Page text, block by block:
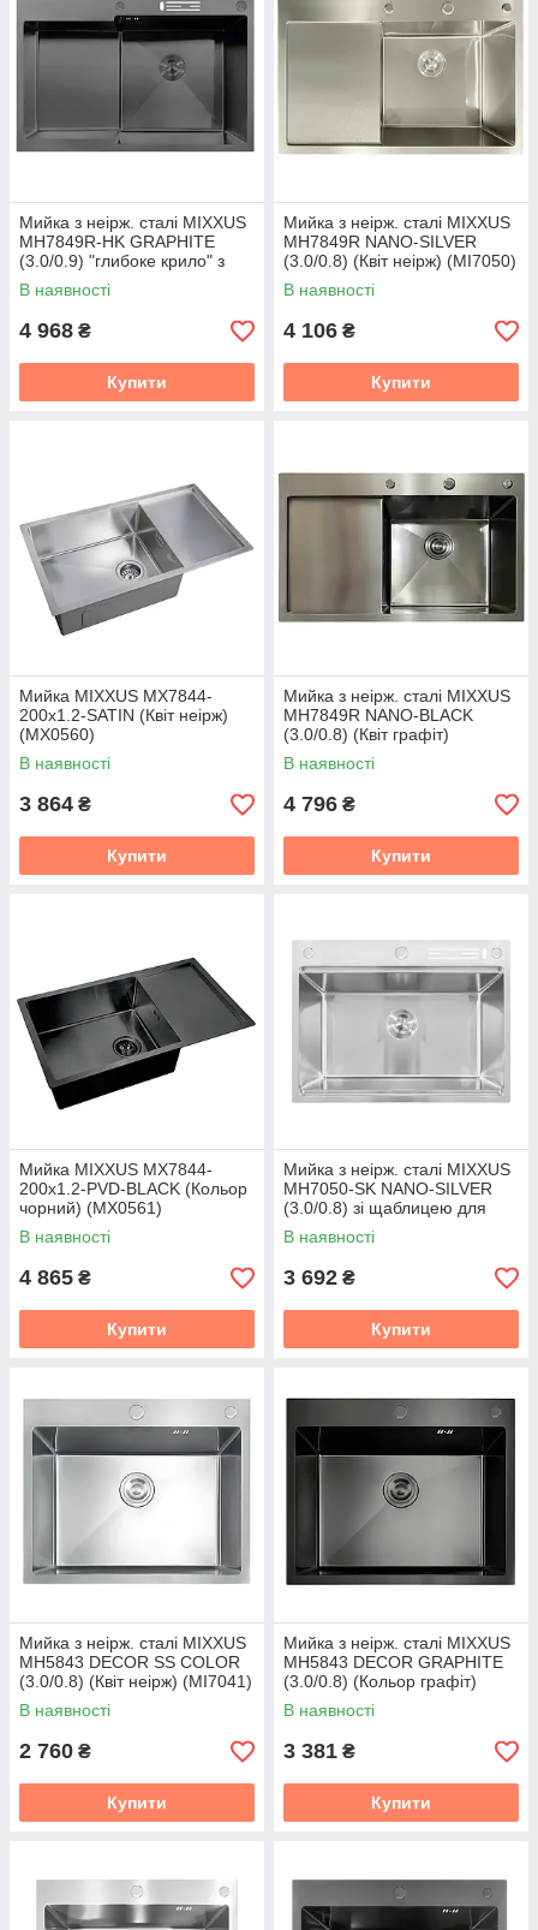
Мийка з неірж. сталі MIXXUS
MH7849R-HK GRAPHITE
(3.0/0.9) "глибоке крило" з
підставкою під ножі (Квіт
графіт) (MX1938)
В наявності
4 968 ₴
Купити
Мийка з неірж. сталі MIXXUS
MH7849R NANO-SILVER
(3.0/0.8) (Квіт неірж) (MI7050)
В наявності
4 106 ₴
Купити
Мийка MIXXUS MX7844-
200x1.2-SATIN (Квіт неірж)
(MX0560)
В наявності
3 864 ₴
Купити
Мийка з неірж. сталі MIXXUS
MH7849R NANO-BLACK
(3.0/0.8) (Квіт графіт)
(MI7051)
В наявності
4 796 ₴
Купити
Мийка MIXXUS MX7844-
200x1.2-PVD-BLACK (Кольор
чорний) (MX0561)
В наявності
4 865 ₴
Купити
Мийка з неірж. сталі MIXXUS
MH7050-SK NANO-SILVER
(3.0/0.8) зі щаблицею для
сушарки, з підставкою під
ножі (Квіт неірж) (MX1943)
В наявності
3 692 ₴
Купити
Мийка з неірж. сталі MIXXUS
MH5843 DECOR SS COLOR
(3.0/0.8) (Квіт неірж) (MI7041)
В наявності
2 760 ₴
Купити
Мийка з неірж. сталі MIXXUS
MH5843 DECOR GRAPHITE
(3.0/0.8) (Кольор графіт)
(MI7042)
В наявності
3 381 ₴
Купити